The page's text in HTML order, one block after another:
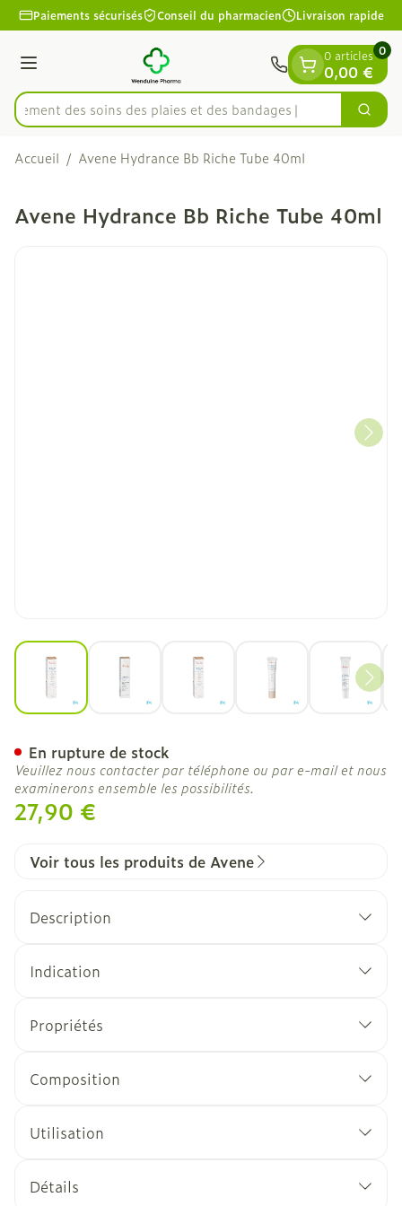
Aller au contenu
1 de 1
Paiements sécurisés Conseil du pharmacien Livraison rapide
Menu
Rechercherdes soins des plaies et des bandages
0 articles
0,00 €
0
Accueil / Avene Hydrance Bb Riche Tube 40ml
Avene Hydrance Bb Riche Tube 40ml
View larger imageView larger imageView larger imageView larger image
View
27,90 €
En rupture de stock
Veuillez nous contacter par téléphone ou par e-mail et nous
examinerons ensemble les possibilités.
Voir tous les produits de Avene
Description
Indication
Propriétés
Composition
Utilisation
Détails